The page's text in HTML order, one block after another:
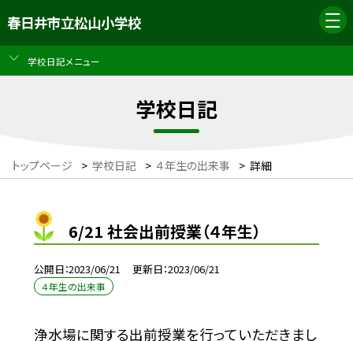
春日井市立松山小学校
学校日記メニュー
学校日記
トップページ > 学校日記 > ４年生の出来事 > 詳細
6/21 社会出前授業（４年生）
公開日 2023/06/21 更新日 2023/06/21
４年生の出来事
浄水場に関する出前授業を行っていただきまし